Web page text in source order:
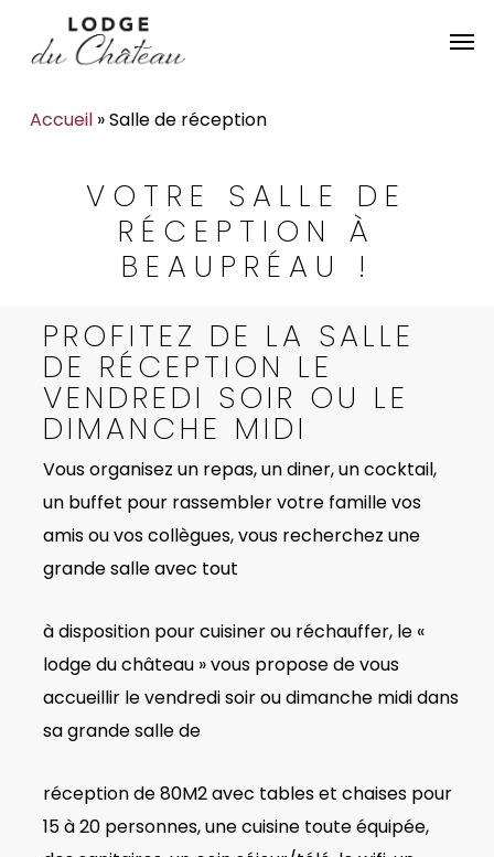
content
Accueil»Salle de réception
VOTRE SALLE DE
RÉCEPTION À
BEAUPRÉAU !
PROFITEZ DE LA SALLE
DE RÉCEPTION LE
VENDREDI SOIR OU LE
DIMANCHE MIDI
Vous organisez un repas, un diner, un cocktail,
un buffet pour rassembler votre famille vos
amis ou vos collègues, vous recherchez une
grande salle avec tout
à disposition pour cuisiner ou réchauffer, le «
lodge du château » vous propose de vous
accueillir le vendredi soir ou dimanche midi dans
sa grande salle de
réception de 80M2 avec tables et chaises pour
15 à 20 personnes, une cuisine toute équipée,